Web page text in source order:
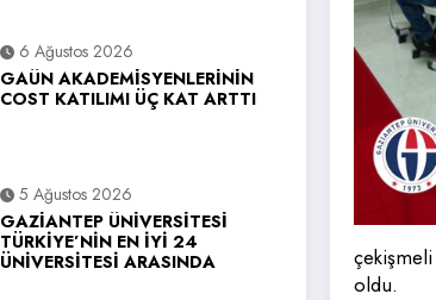
6 Ağustos 2026
GAÜN AKADEMİSYENLERİNİN
COST KATILIMI ÜÇ KAT ARTTI
5 Ağustos 2026
GAZİANTEP ÜNİVERSİTESİ
TÜRKİYE’NİN EN İYİ 24
ÜNİVERSİTESİ ARASINDA
oldu.